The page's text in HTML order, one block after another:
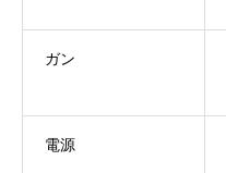
ガン
電源